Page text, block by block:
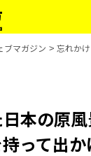
ブマガジン 忘れか
本の原
って出か